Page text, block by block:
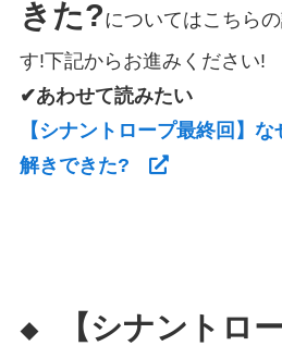
きた?についてはこちら
す!下記からお進みください!
✔あわせて読みたい
【シナントロープ最終回】
解きできた?
◆
【シナントロ